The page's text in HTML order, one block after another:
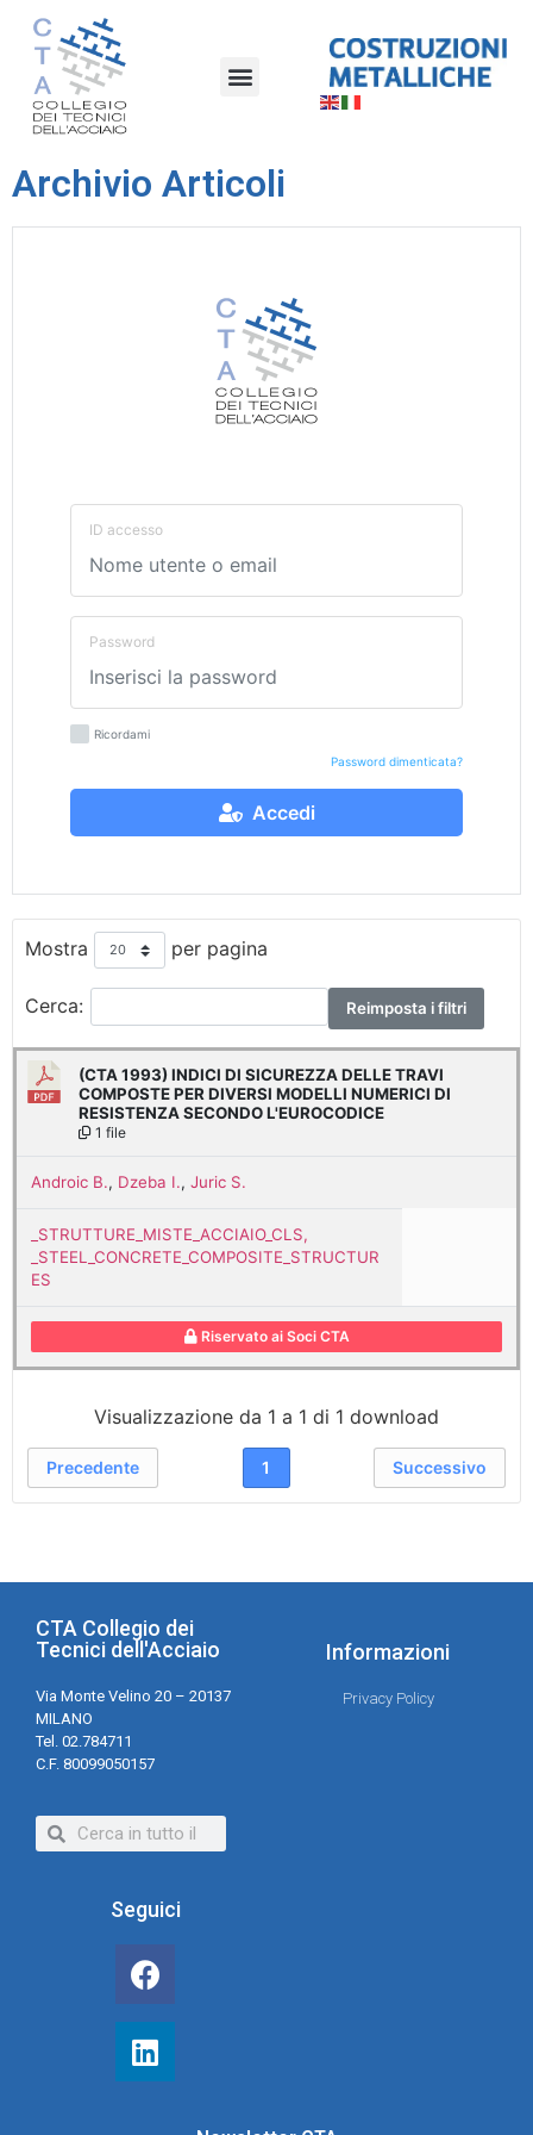
Archivio Articoli
ID accesso
Password
Ricordami
Password dimenticata?
Accedi
Mostra per pagina
Cerca: Reimposta i filtri
(CTA 1993) INDICI DI SICUREZZA DELLE TRAVI
COMPOSTE PER DIVERSI MODELLI NUMERICI DI
RESISTENZA SECONDO L'EUROCODICE
1 file
Androic B., Dzeba I., Juric S.
_STRUTTURE_MISTE_ACCIAIO_CLS,
_STEEL_CONCRETE_COMPOSITE_STRUCTUR
ES
Riservato ai Soci CTA
Visualizzazione da 1 a 1 di 1 download
Precedente 1 Successivo
CTA Collegio dei
Tecnici dell'Acciaio
Via Monte Velino 20 – 20137
MILANO
Tel. 02.784711
C.F. 80099050157
Informazioni
Privacy Policy
Seguici